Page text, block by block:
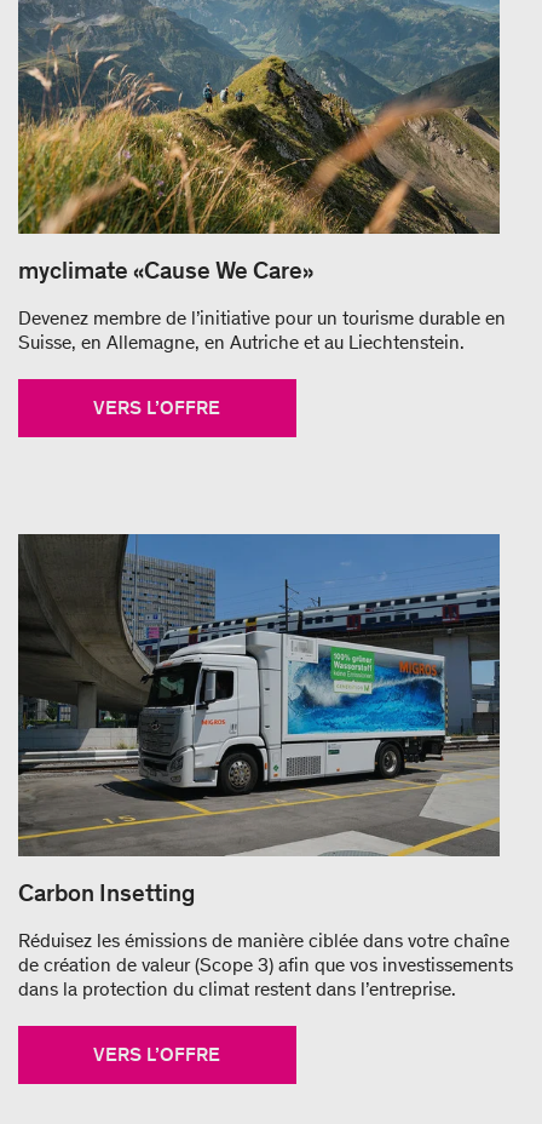
myclimate «Cause We Care»
Devenez membre de l’initiative pour un tourisme durable en
Suisse, en Allemagne, en Autriche et au Liechtenstein.
VERS L’OFFRE
Carbon Insetting
Réduisez les émissions de manière ciblée dans votre chaîne
de création de valeur (Scope 3) afin que vos investissements
dans la protection du climat restent dans l’entreprise.
VERS L’OFFRE